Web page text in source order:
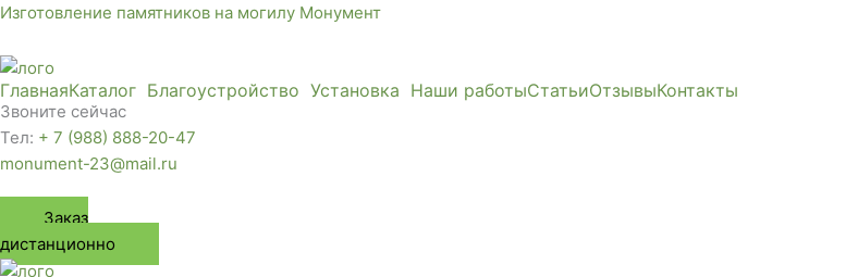
Перейти
содержимому
Изготовление памятников на могилу Монумент
ГлавнаяКаталог Благоустройство Установка Наши работыСтатьиОтзывыКонтакты
Звоните сейчас
Тел: + 7 (988) 888-20-47
monument-23@mail.ru
Заказ
дистанционно